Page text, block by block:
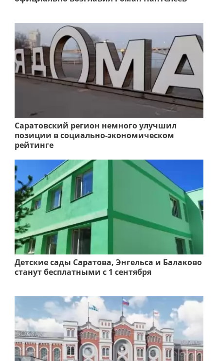
Саратовский регион немного улучшил
позиции в социально-экономическом
рейтинге
Детские сады Саратова, Энгельса и Балаково
станут бесплатными с 1 сентября